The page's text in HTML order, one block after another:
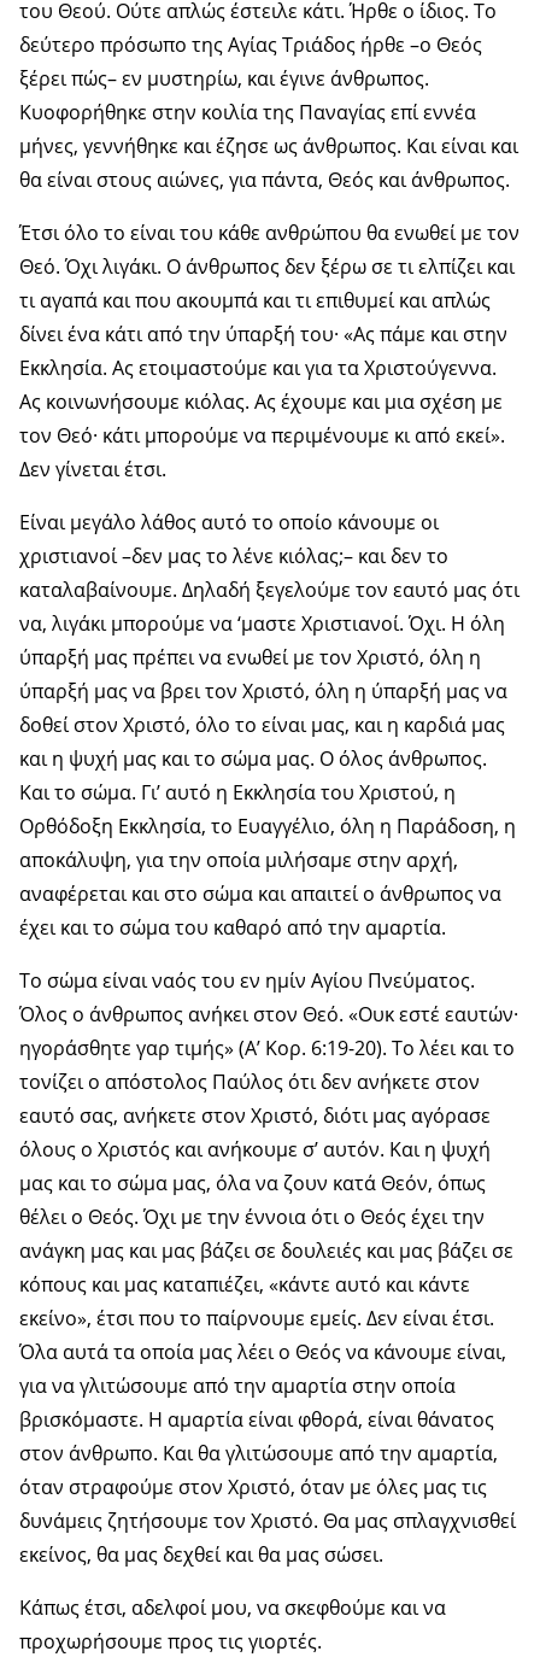
του Θεού. Ούτε απλώς έστειλε κάτι. Ήρθε ο ίδιος. Το
δεύτερο πρόσωπο της Αγίας Τριάδος ήρθε –ο Θεός
ξέρει πώς– εν μυστηρίω, και έγινε άνθρωπος.
Κυοφορήθηκε στην κοιλία της Παναγίας επί εννέα
μήνες, γεννήθηκε και έζησε ως άνθρωπος. Και είναι και
θα είναι στους αιώνες, για πάντα, Θεός και άνθρωπος.
Έτσι όλο το είναι του κάθε ανθρώπου θα ενωθεί με τον
Θεό. Όχι λιγάκι. Ο άνθρωπος δεν ξέρω σε τι ελπίζει και
τι αγαπά και που ακουμπά και τι επιθυμεί και απλώς
δίνει ένα κάτι από την ύπαρξή του· «Ας πάμε και στην
Εκκλησία. Ας ετοιμαστούμε και για τα Χριστούγεννα.
Ας κοινωνήσουμε κιόλας. Ας έχουμε και μια σχέση με
τον Θεό· κάτι μπορούμε να περιμένουμε κι από εκεί».
Δεν γίνεται έτσι.
Είναι μεγάλο λάθος αυτό το οποίο κάνουμε οι
χριστιανοί –δεν μας το λένε κιόλας;– και δεν το
καταλαβαίνουμε. Δηλαδή ξεγελούμε τον εαυτό μας ότι
να, λιγάκι μπορούμε να ‘μαστε Χριστιανοί. Όχι. Η όλη
ύπαρξή μας πρέπει να ενωθεί με τον Χριστό, όλη η
ύπαρξή μας να βρει τον Χριστό, όλη η ύπαρξή μας να
δοθεί στον Χριστό, όλο το είναι μας, και η καρδιά μας
και η ψυχή μας και το σώμα μας. Ο όλος άνθρωπος.
Και το σώμα. Γι’ αυτό η Εκκλησία του Χριστού, η
Ορθόδοξη Εκκλησία, το Ευαγγέλιο, όλη η Παράδοση, η
αποκάλυψη, για την οποία μιλήσαμε στην αρχή,
αναφέρεται και στο σώμα και απαιτεί ο άνθρωπος να
έχει και το σώμα του καθαρό από την αμαρτία.
Το σώμα είναι ναός του εν ημίν Αγίου Πνεύματος.
Όλος ο άνθρωπος ανήκει στον Θεό. «Ουκ εστέ εαυτών·
ηγοράσθητε γαρ τιμής» (Α’ Κορ. 6:19-20). Το λέει και το
τονίζει ο απόστολος Παύλος ότι δεν ανήκετε στον
εαυτό σας, ανήκετε στον Χριστό, διότι μας αγόρασε
όλους ο Χριστός και ανήκουμε σ’ αυτόν. Και η ψυχή
μας και το σώμα μας, όλα να ζουν κατά Θεόν, όπως
θέλει ο Θεός. Όχι με την έννοια ότι ο Θεός έχει την
ανάγκη μας και μας βάζει σε δουλειές και μας βάζει σε
κόπους και μας καταπιέζει, «κάντε αυτό και κάντε
εκείνο», έτσι που το παίρνουμε εμείς. Δεν είναι έτσι.
Όλα αυτά τα οποία μας λέει ο Θεός να κάνουμε είναι,
για να γλιτώσουμε από την αμαρτία στην οποία
βρισκόμαστε. Η αμαρτία είναι φθορά, είναι θάνατος
στον άνθρωπο. Και θα γλιτώσουμε από την αμαρτία,
όταν στραφούμε στον Χριστό, όταν με όλες μας τις
δυνάμεις ζητήσουμε τον Χριστό. Θα μας σπλαγχνισθεί
εκείνος, θα μας δεχθεί και θα μας σώσει.
Κάπως έτσι, αδελφοί μου, να σκεφθούμε και να
προχωρήσουμε προς τις γιορτές.